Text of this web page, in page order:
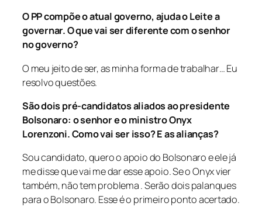
O PP compõe o atual governo, ajuda o Leite a
governar. O que vai ser diferente com o senhor
no governo?
O meu jeito de ser, as minha forma de trabalhar… Eu
resolvo questões.
São dois pré-candidatos aliados ao presidente
Bolsonaro: o senhor e o ministro Onyx
Lorenzoni. Como vai ser isso? E as alianças?
Sou candidato, quero o apoio do Bolsonaro e ele já
me disse que vai me dar esse apoio. Se o Onyx vier
também, não tem problema . Serão dois palanques
para o Bolsonaro. Esse é o primeiro ponto acertado.